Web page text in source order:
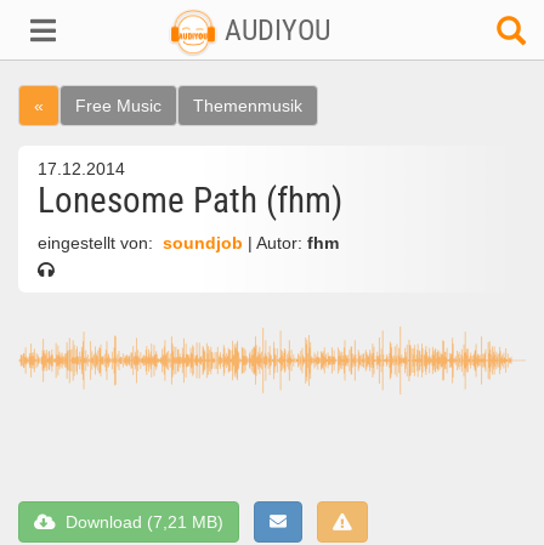
AUDIYOU
« Free Music Themenmusik
17.12.2014
Lonesome Path (fhm)
eingestellt von: soundjob | Autor: fhm
Download (7,21 MB)